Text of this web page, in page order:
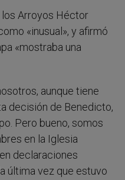
los Arroyos Héctor
«inusual», y afirmó
«mostraba una
aunque tiene
decisión de Benedicto,
Pero bueno, somos
en la Iglesia
declaraciones
última vez que estuvo